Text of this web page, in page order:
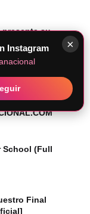
presenta su
HOP
Ft. Lui Wey &
School (Full
Final
×
Instagram